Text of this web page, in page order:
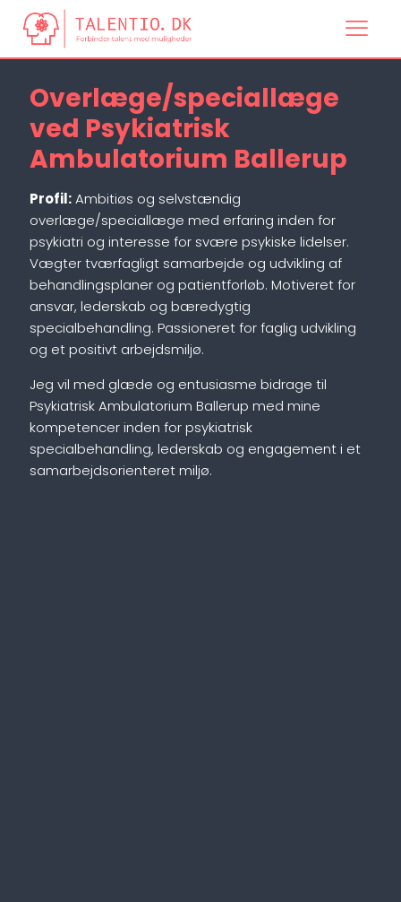
Overlæge/speciallæge
ved Psykiatrisk
Ambulatorium Ballerup
Profil:Ambitiøs og selvstændig
overlæge/speciallæge med erfaring inden for
psykiatri og interesse for svære psykiske lidelser.
Vægter tværfagligt samarbejde og udvikling af
behandlingsplaner og patientforløb. Motiveret for
ansvar, lederskab og bæredygtig
specialbehandling. Passioneret for faglig udvikling
og et positivt arbejdsmiljø.
Jeg vil med glæde og entusiasme bidrage til
Psykiatrisk Ambulatorium Ballerup med mine
kompetencer inden for psykiatrisk
specialbehandling, lederskab og engagement i et
samarbejdsorienteret miljø.